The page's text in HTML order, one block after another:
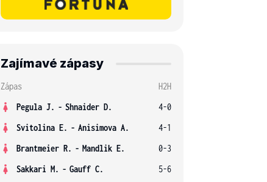
Zajímavé zápasy
Zápas
H2H
Pegula J. - Shnaider D.
4-0
Svitolina E. - Anisimova A.
4-1
Brantmeier R. - Mandlik E.
0-3
Sakkari M. - Gauff C.
5-6